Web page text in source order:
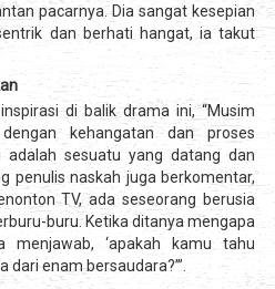
pacarnya. Dia sangat kesepian
dan berhati hangat, ia takut
di balik drama ini, “Musim
kehangatan dan proses
adalah sesuatu yang datang dan
penulis naskah juga berkomentar,
TV, ada seseorang berusia
buru. Ketika ditanya mengapa
menjawab, ‘apakah kamu tahu
enam bersaudara?’”.